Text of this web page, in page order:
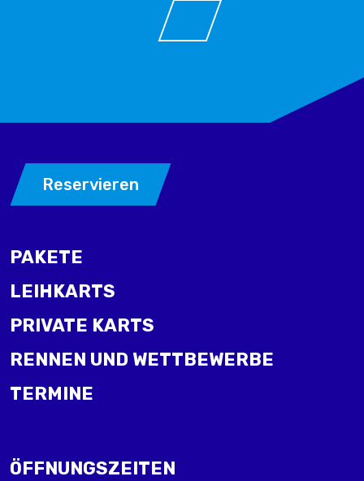
Reservieren
PAKETE
LEIHKARTS
PRIVATE KARTS
RENNEN UND WETTBEWERBE
TERMINE
ÖFFNUNGSZEITEN